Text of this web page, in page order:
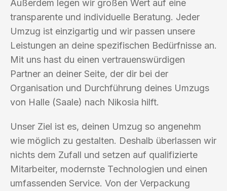
Außerdem legen wir großen Wert auf eine
transparente und individuelle Beratung. Jeder
Umzug ist einzigartig und wir passen unsere
Leistungen an deine spezifischen Bedürfnisse an.
Mit uns hast du einen vertrauenswürdigen
Partner an deiner Seite, der dir bei der
Organisation und Durchführung deines Umzugs
von Halle (Saale) nach Nikosia hilft.
Unser Ziel ist es, deinen Umzug so angenehm
wie möglich zu gestalten. Deshalb überlassen wir
nichts dem Zufall und setzen auf qualifizierte
Mitarbeiter, modernste Technologien und einen
umfassenden Service. Von der Verpackung